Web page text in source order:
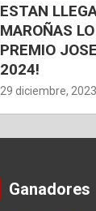
ESTAN
MAROÑAS
PREMIO
2024!
29 diciembre, 2023
Ganadores